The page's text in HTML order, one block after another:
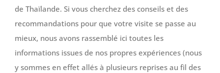
de Thaïlande. Si vous cherchez des conseils et des
recommandations pour que votre visite se passe au
mieux, nous avons rassemblé ici toutes les
informations issues de nos propres expériences (nous
y sommes en effet allés à plusieurs reprises au fil des